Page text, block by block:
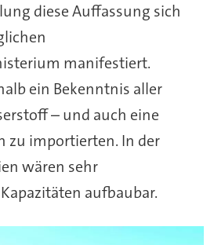
diese Auffassung sich
manifestiert.
ein Bekenntnis aller
– und auch eine
zu importierten. In der
wären sehr
aufbaubar.